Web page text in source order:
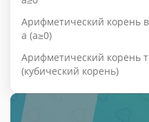
Арифметический корень
a (a≥0)
Арифметический корень
(кубический корень)